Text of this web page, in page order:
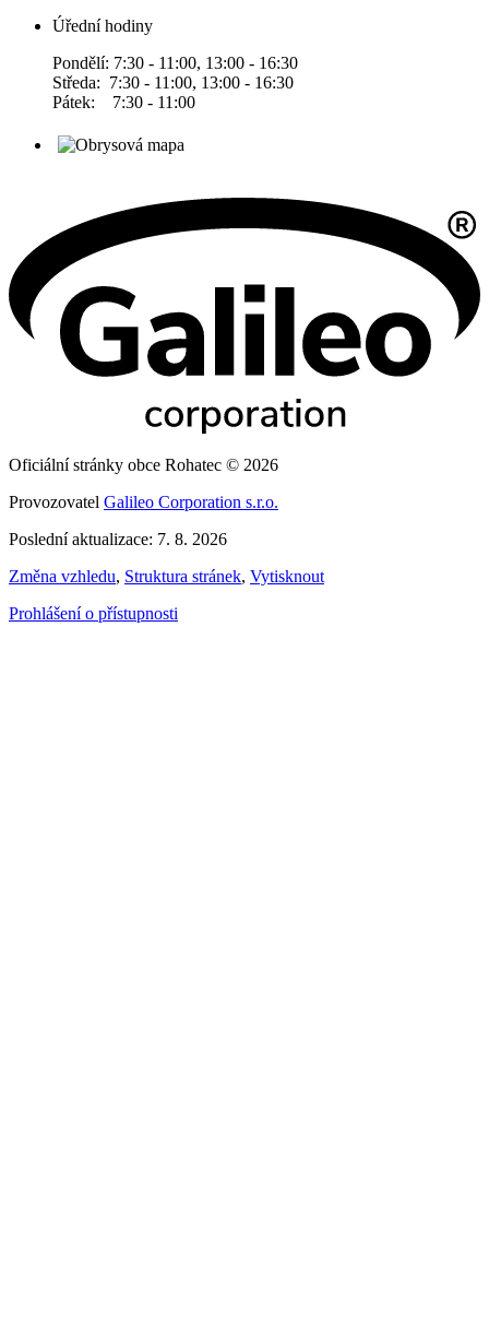
Úřední hodiny
Pondělí: 7:30 - 11:00, 13:00 - 16:30
Středa: 7:30 - 11:00, 13:00 - 16:30
Pátek: 7:30 - 11:00
Oficiální stránky obce Rohatec © 2026
Provozovatel Galileo Corporation s.r.o.
Poslední aktualizace: 7. 8. 2026
Změna vzhledu, Struktura stránek, Vytisknout
Prohlášení o přístupnosti